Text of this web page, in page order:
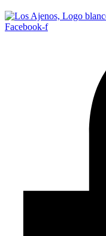
Facebook-f